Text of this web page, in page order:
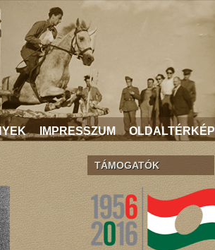
IMPRESSZUM OLDALTÉRKÉP
TÁMOGATÓK